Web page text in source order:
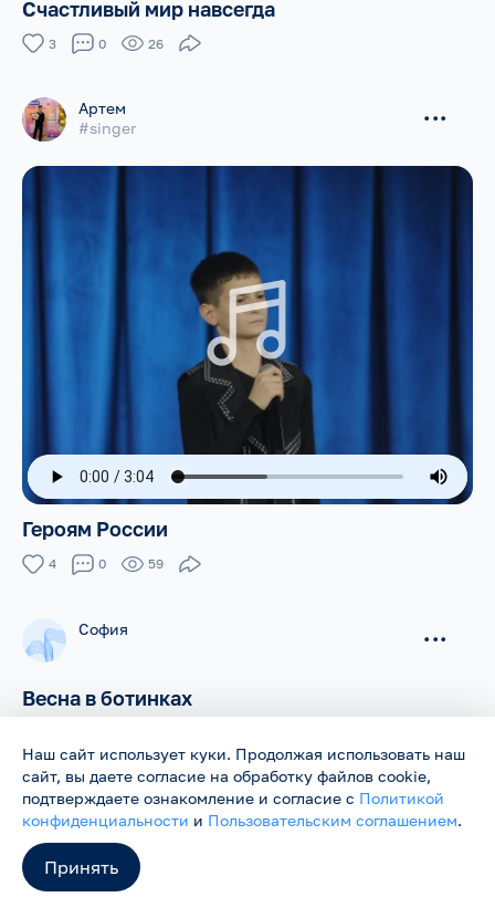
Счастливый мир навсегда
3 0 26
Артем
#singer
...
Героям России
4 0 59
София ...
Весна в ботинках
о первых прогулках по оттаявшим улицам и
предчувствии прекрасного
Читать полностью
Наш сайт использует куки. Продолжая использовать наш
сайт, вы даете согласие на обработку файлов cookie,
подтверждаете ознакомление и согласие с Политикой
конфиденциальности и Пользовательским соглашением.
Принять